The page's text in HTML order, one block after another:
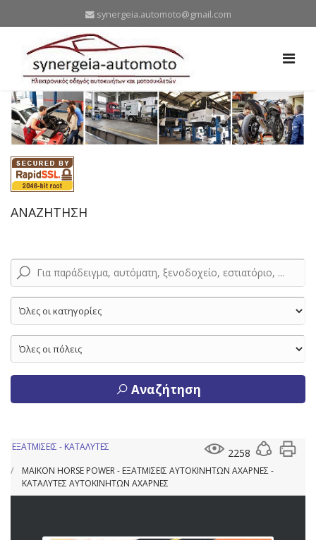
synergeia.automoto@gmail.com
ΑΝΑΖΗΤΗΣΗ
Αναζήτηση
2258
ΕΞΑΤΜΙΣΕΙΣ - ΚΑΤΑΛΥΤΕΣ
MAIKON HORSE POWER - ΕΞΑΤΜΙΣΕΙΣ ΑΥΤΟΚΙΝΗΤΩΝ ΑΧΑΡΝΕΣ -
ΚΑΤΑΛΥΤΕΣ ΑΥΤΟΚΙΝΗΤΩΝ ΑΧΑΡΝΕΣ